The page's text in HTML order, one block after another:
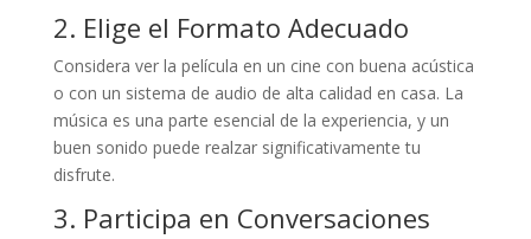
2. Elige el Formato Adecuado
Considera ver la película en un cine con buena acústica
o con un sistema de audio de alta calidad en casa. La
música es una parte esencial de la experiencia, y un
buen sonido puede realzar significativamente tu
disfrute.
3. Participa en Conversaciones